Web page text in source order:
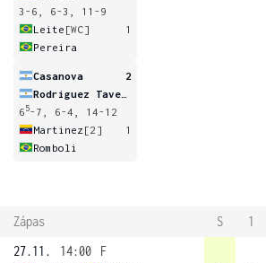
3-6, 6-3, 11-9
Leite [WC]
1
Pereira
Casanova
2
6 5-7, 6-4, 14-12
Martinez [2]
1
Romboli
Zápas S 1
27.11.
14:00
F